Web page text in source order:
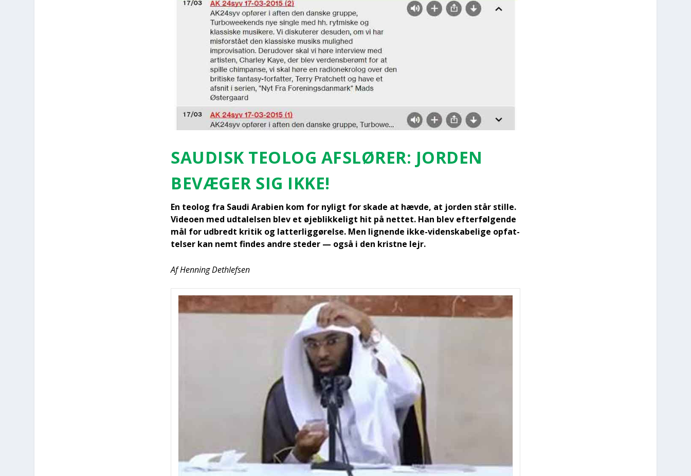
SAU­DISK TEO­LOG AFSLØ­RER: JOR­DEN
BEVÆ­GER SIG IKKE!
En teo­log fra Sau­di Ara­bi­en kom for nyligt for ska­de at hæv­de, at jor­den står stil­le.
Video­en med udta­lel­sen blev et øje­blik­ke­ligt hit på net­tet. Han blev efter­føl­gen­de
mål for udbredt kri­tik og lat­ter­lig­gø­rel­se. Men lig­nen­de ikke-viden­ska­be­li­ge opfat­
tel­ser kan nemt fin­des andre ste­der — også i den krist­ne lejr.
Af Hen­ning Det­hlef­sen